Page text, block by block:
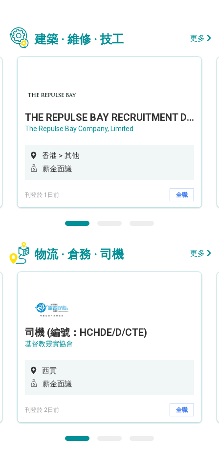
建築 · 維修 · 技工 更多
THE REPULSE BAY RECRUITMENT DAY 淺水灣影灣園人才招聘會
The Repulse Bay Company, Limited
香港 > 其他
薪金面議
刊登於 1日前 全職
物流 · 倉務 · 司機 更多
司機 (編號：HCHDE/D/CTE)
基督教靈實協會
西貢
薪金面議
刊登於 2日前 全職